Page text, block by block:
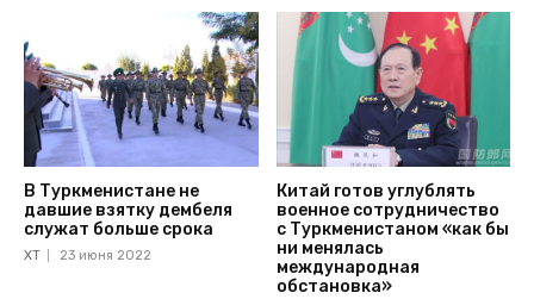
В Туркменистане не
давшие взятку дембеля
служат больше срока
ХТ 23 июня 2022
Китай готов углублять
военное сотрудничество
с Туркменистаном «как бы
ни менялась
международная
обстановка»